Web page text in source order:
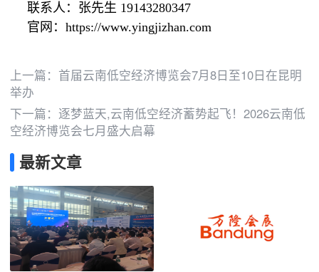
联系人：张先生 19143280347
官网：https://www.yingjizhan.com
上一篇： 首届云南低空经济博览会7月8日至10日在昆明
举办
下一篇： 逐梦蓝天,云南低空经济蓄势起飞！2026云南低
空经济博览会七月盛大启幕
最新文章